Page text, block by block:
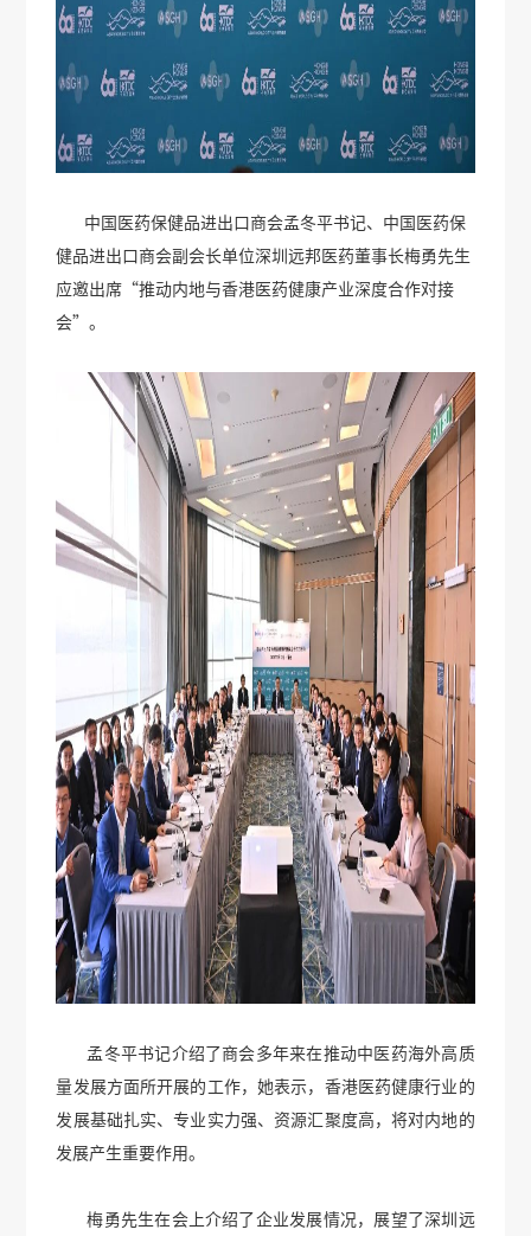
中国医药保健品进出口商会孟冬平书记、中国医药保
健品进出口商会副会长单位深圳远邦医药董事长梅勇先生
应邀出席“推动内地与香港医药健康产业深度合作对接
会”。
孟冬平书记介绍了商会多年来在推动中医药海外高质
量发展方面所开展的工作，她表示，香港医药健康行业的
发展基础扎实、专业实力强、资源汇聚度高，将对内地的
发展产生重要作用。
梅勇先生在会上介绍了企业发展情况，展望了深圳远